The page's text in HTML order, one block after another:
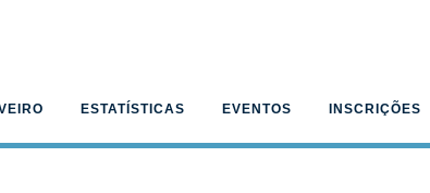
ESTATÍSTICAS EVENTOS INSCRIÇÕES